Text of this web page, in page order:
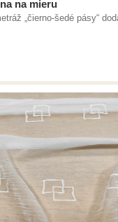
na mieru
„čierno-šedé pásy“